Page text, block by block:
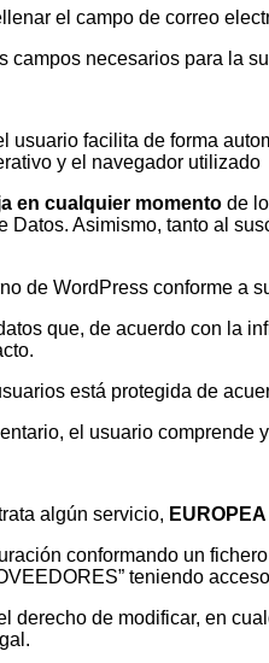
el campo de correo
necesarios para la
facilita de forma
y el navegador utilizado
en cualquier momento de
Asimismo, tanto al
de WordPress conforme a
que, de acuerdo con la
está protegida de
el usuario comprende
algún servicio,
conformando un
teniendo
derecho de modificar, en